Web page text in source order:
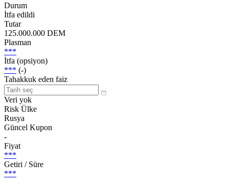
Durum
İtfa edildi
Tutar
125.000.000 DEM
Plasman
***
İtfa (opsiyon)
*** (-)
Tahakkuk eden faiz
Veri yok
Risk Ülke
Rusya
Güncel Kupon
-
Fiyat
***
Getiri / Süre
***